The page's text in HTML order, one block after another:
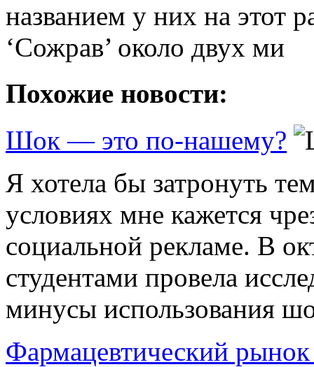
названием у них на этот
‘Сожрав’ около двух ми
Похожие новости:
Шок — это по-нашему?
Я хотела бы затронуть
условиях мне кажется
социальной рекламе. В
студентами провела
минусы использования
Фармацевтический